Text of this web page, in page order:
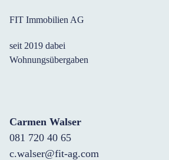
FIT Immobilien AG
seit 2019 dabei
Wohnungsübergaben
Carmen Walser
081 720 40 65
c.walser@fit-ag.com